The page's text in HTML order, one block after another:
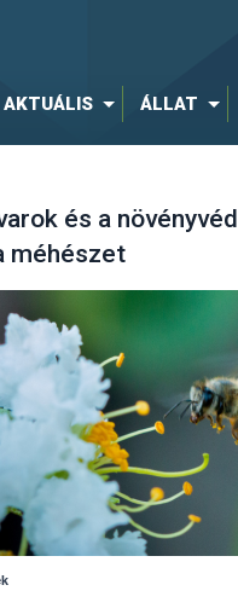
AKTUÁLIS ÁLLAT
és a
méhészet